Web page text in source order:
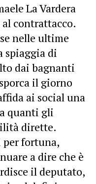
La Vardera
contrattacco.
nelle ultime
spiaggia di
dai bagnanti
il giorno
ai social una
quanti gli
dirette.
per fortuna,
a dire che è
il deputato,